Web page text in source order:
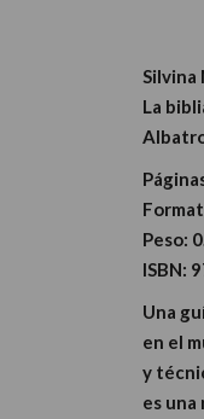
Silvina
La
Peso:
ISBN:
Una
en el
y
es